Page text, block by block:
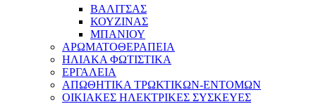
ΒΑΛΙΤΣΑΣ
ΚΟΥΖΙΝΑΣ
ΜΠΑΝΙΟΥ
ΑΡΩΜΑΤΟΘΕΡΑΠΕΙΑ
ΗΛΙΑΚΑ ΦΩΤΙΣΤΙΚΑ
ΕΡΓΑΛΕΙΑ
ΑΠΩΘΗΤΙΚΑ ΤΡΩΚΤΙΚΩΝ-ΕΝΤΟΜΩΝ
ΟΙΚΙΑΚΕΣ ΗΛΕΚΤΡΙΚΕΣ ΣΥΣΚΕΥΕΣ